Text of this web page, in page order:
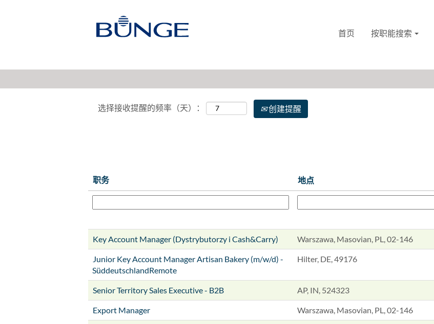
首页 按职能搜索
选择接收提醒的频率（天）： 创建提醒
职务 地点
Key Account Manager (Dystrybutorzy i Cash&Carry) Warszawa, Masovian, PL, 02-146
Junior Key Account Manager Artisan Bakery (m/w/d) -
SüddeutschlandRemote
Hilter, DE, 49176
Senior Territory Sales Executive - B2B AP, IN, 524323
Export Manager Warszawa, Masovian, PL, 02-146